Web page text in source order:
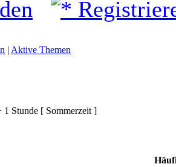
| Aktive Themen
Stunde [ Sommerzeit ]